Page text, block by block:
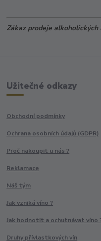
Zákaz prodeje
Užitečné odkazy
Obchodní podmínky
Ochrana osobních údajů (GDPR)
Proč nakoupit u nás ?
Reklamace
Náš tým
Jak vzniká víno ?
Jak hodnotit a ochutnávat víno
Druhy přívlastkových vín